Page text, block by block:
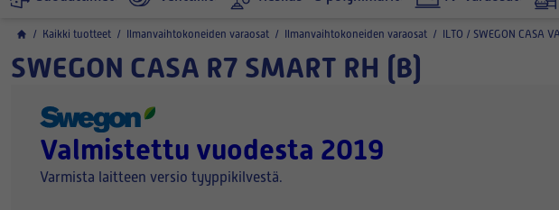
/ Kaikki tuotteet / Ilmanvaihtokoneiden varaosat / Ilmanvaihtokoneiden varaosat / ILTO / SWEGON CASA
SWEGON CASA R7 SMART RH (B)
Valmistettu vuodesta 2019
Varmista laitteen versio tyyppikilvestä.